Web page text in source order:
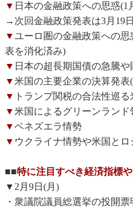
▼ 日本の金融政策への思惑
→次回金融政策発表は3月19
▼ユーロ圏の金融政策への
表を消化済み)
▼ 日本の超長期国債の急騰や
▼米国の主要企業の決算発表
▼ トランプ関税の合法性巡
▼米国によるグリーンランド
▼ベネズエラ情勢
▼ ウクライナ情勢や米国とロ
■■特に注目すべき経済指標
▼2月9日(月)
・衆議院議員総選挙の投開票